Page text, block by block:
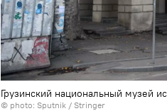
Грузинский национальный музей
© photo: Sputnik / Stringer